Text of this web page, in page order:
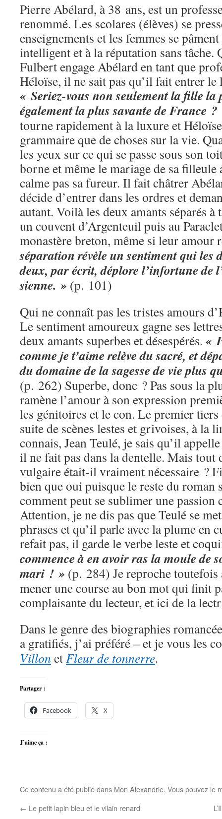
Pierre Abélard, à 38 ans, est un
renommé. Les scolares (élèves) se
enseignements et les femmes se
intelligent et à la réputation sans tâche.
Fulbert engage Abélard en tant que
Héloïse, il ne sait pas qu’il fait entrer le
« Seriez-vous non seulement la fille la
également la plus savante de France
tourne rapidement à la luxure et
grammaire que de choses sur la vie.
les yeux sur ce qui se passe sous son
borne et même le mariage de sa filleule
calme pas sa fureur. Il fait châtrer
décide d’entrer dans les ordres et
autant. Voilà les deux amants séparés à
un couvent d’Argenteuil puis au
monastère breton, même si leur amour
séparation révèle un sentiment qui les
deux, par écrit, déplore l’infortune de
sienne. » (p. 101)
Qui ne connaît pas les tristes amours
Le sentiment amoureux gagne ses
deux amants superbes et désespérés. «
comme je t’aime relève du sacré, et
du domaine de la sagesse de vie plus
(p. 262) Superbe, donc ? Pas sous la
ramène l’amour à son expression
les génitoires et le con. Le premier tiers
suite de scènes lestes et grivoises, à la
connais, Jean Teulé, je sais qu’il
il ne fait pas dans la dentelle. Mais tout
vulgaire était-il vraiment nécessaire ?
bien que oui puisque le reste du roman
comment peut se sublimer une passion
Attention, je ne dis pas que Teulé se
phrases et qu’il parle avec la plume en
refait pas, il garde le verbe leste et
commence à en avoir ras la moule de
mari ! » (p. 284) Je reproche toutefois
mener une course au bon mot qui finit
complaisante du lecteur, et ici de la
Dans le genre des biographies
a gratifiés, j’ai préféré – et je vous les
Villon etFleur de tonnerre.
Partager :
Facebook X
J’aime ça :
Ce contenu a été publié dans Mon Alexandrie. Vous pouvez le
← Le petit lapin bleu et le vilain renard